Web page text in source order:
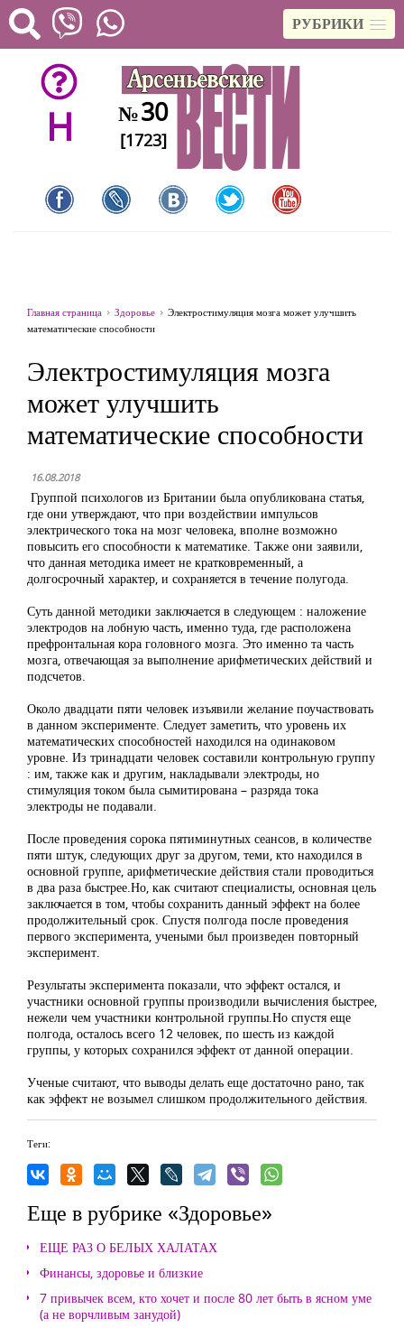
РУБРИКИ
H №30
[1723]
Главная страница Здоровье
Электростимуляция мозга может улучшить
математические способности
Электростимуляция мозга
может улучшить
математические способности
16.08.2018
Группой психологов из Британии была опубликована статья,
где они утверждают, что при воздействии импульсов
электрического тока на мозг человека, вполне возможно
повысить его способности к математике. Также они заявили,
что данная методика имеет не кратковременный, а
долгосрочный характер, и сохраняется в течение полугода.
Суть данной методики заключается в следующем : наложение
электродов на лобную часть, именно туда, где расположена
префронтальная кора головного мозга. Это именно та часть
мозга, отвечающая за выполнение арифметических действий и
подсчетов.
Около двадцати пяти человек изъявили желание поучаствовать
в данном эксперименте. Следует заметить, что уровень их
математических способностей находился на одинаковом
уровне. Из тринадцати человек составили контрольную группу
: им, также как и другим, накладывали электроды, но
стимуляция током была сымитирована – разряда тока
электроды не подавали.
После проведения сорока пятиминутных сеансов, в количестве
пяти штук, следующих друг за другом, теми, кто находился в
основной группе, арифметические действия стали проводиться
в два раза быстрее.Но, как считают специалисты, основная цель
заключается в том, чтобы сохранить данный эффект на более
продолжительный срок. Спустя полгода после проведения
первого эксперимента, учеными был произведен повторный
эксперимент.
Результаты эксперимента показали, что эффект остался, и
участники основной группы производили вычисления быстрее,
нежели чем участники контрольной группы.Но спустя еще
полгода, осталось всего 12 человек, по шесть из каждой
группы, у которых сохранился эффект от данной операции.
Ученые считают, что выводы делать еще достаточно рано, так
как эффект не возымел слишком продолжительного действия.
Теги:
Еще в рубрике «Здоровье»
ЕЩЕ РАЗ О БЕЛЫХ ХАЛАТАХ
Финансы, здоровье и близкие
7 привычек всем, кто хочет и после 80 лет быть в ясном уме
(а не ворчливым занудой)